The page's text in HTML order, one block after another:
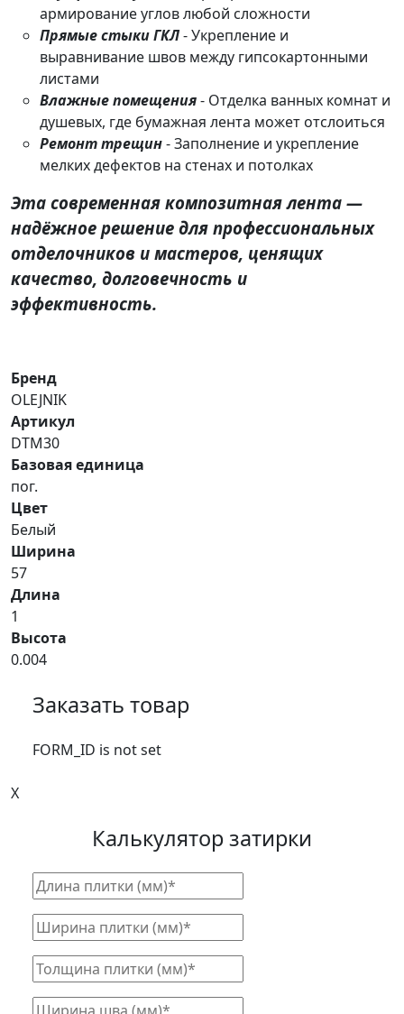
армирование углов любой сложности
Прямые стыки ГКЛ- Укрепление и
выравнивание швов между гипсокартонными
листами
Влажные помещения- Отделка ванных комнат и
душевых, где бумажная лента может отслоиться
Ремонт трещин- Заполнение и укрепление
мелких дефектов на стенах и потолках
Эта современная композитная лента —
надёжное решение для профессиональных
отделочников и мастеров, ценящих
качество, долговечность и
эффективность.
Бренд
OLEJNIK
Артикул
DTM30
Базовая единица
пог.
Цвет
Белый
Ширина
57
Длина
1
Высота
0.004
Заказать товар
FORM_ID is not set
X
Калькулятор затирки